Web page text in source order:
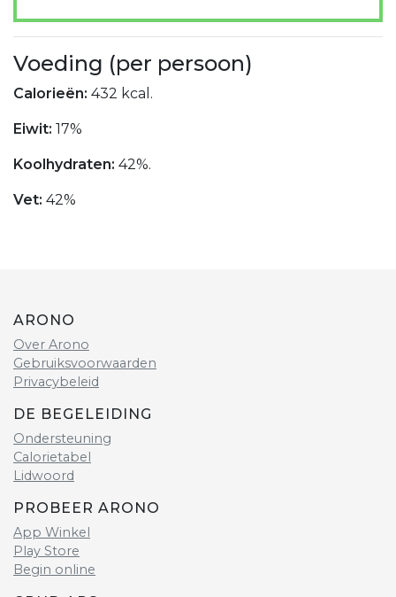
Voeding (per persoon)
Calorieën: 432 kcal.
Eiwit: 17%
Koolhydraten: 42%.
Vet: 42%
ARONO
Over Arono
Gebruiksvoorwaarden
Privacybeleid
DE BEGELEIDING
Ondersteuning
Calorietabel
Lidwoord
PROBEER ARONO
App Winkel
Play Store
Begin online